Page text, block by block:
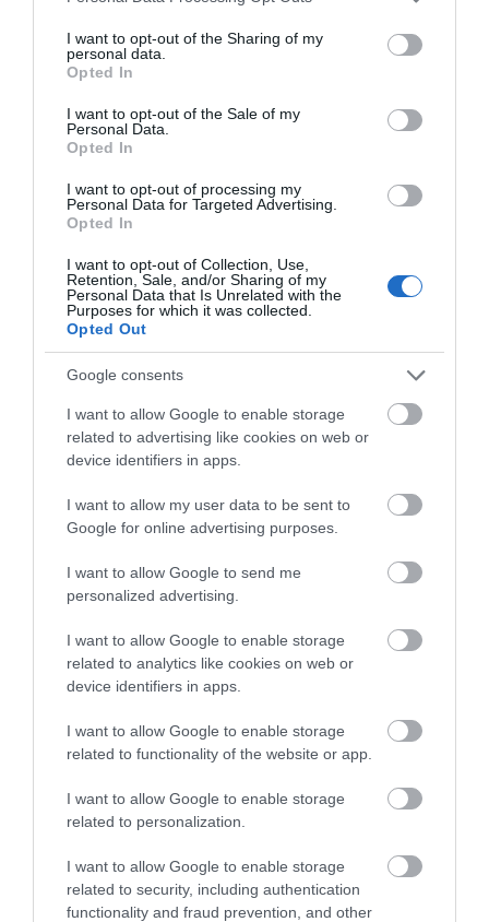
not limited to your visit or usage behaviour. You may click to
grant or deny consent to Google and its third-party tags to
use your data for below specified purposes in below Google
consent section.
I want to opt-out of the Sharing of my
personal data.
Opted In
I want to opt-out of the Sale of my
Personal Data.
Opted In
I want to opt-out of processing my
Personal Data for Targeted Advertising.
Opted In
I want to opt-out of Collection, Use,
Retention, Sale, and/or Sharing of my
Personal Data that Is Unrelated with the
Purposes for which it was collected.
Opted Out
Google consents
I want to allow Google to enable storage
related to advertising like cookies on web or
device identifiers in apps.
I want to allow my user data to be sent to
Google for online advertising purposes.
I want to allow Google to send me
personalized advertising.
I want to allow Google to enable storage
related to analytics like cookies on web or
device identifiers in apps.
I want to allow Google to enable storage
related to functionality of the website or app.
I want to allow Google to enable storage
related to personalization.
I want to allow Google to enable storage
related to security, including authentication
functionality and fraud prevention, and other
Αγανάκτηση σε χωριό της
Εύβοιας: Μένουν κάθε μέρα χωρίς
08.08.2026 | 18:20
Αγροτικές ενισχύσεις: Ποιοι θα
λάβουν νωρίτερα τις
προκαταβολές
Σε πελάγη ευτυχίας
αντιδήμαρχος στην Εύβοια! Έγινε
για τρίτη φορά παππούς!
Ευρυδίκη Βαλαβάνη: Οι
οικογενειακές διακοπές στην
Εύβοια! Δείτε σε ποια παραλία
«Κόκκινος» συναγερμός στην
Αυξημένη ετοιμότητα παντού
08.08.2026 | 17:00
Ρόδος: Έγραψαν 80χρονη για
κράνος!
08.08.2026 | 16:40
ξερά χόρτα
Εύβοια! Η Ιερά Μονή
στη μεγάλη πανήγυρη
Εύβοια: Τέλος στις
παράνομες χωματερές
– Έρχονται πρόστιμα
χωρίς εξαιρέσεις
Εύβοια: Η μαύρη
επέτειος της
καταστροφικής
χρονικό της τραγωδίας
Εύβοια: Πότε θα γίνει ο
καθιερωμένος έρανος
για το «Στιφάδο της
Κάνεις δεν ξεχνά τι
έζησε η Εύβοια πριν